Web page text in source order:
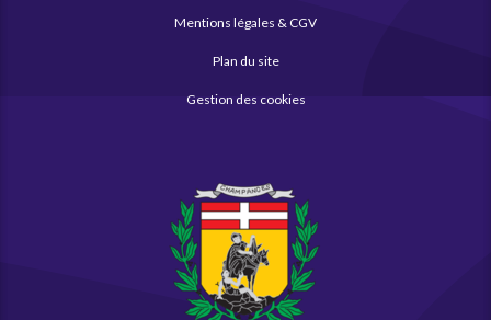
Mentions légales & CGV
Plan du site
Gestion des cookies